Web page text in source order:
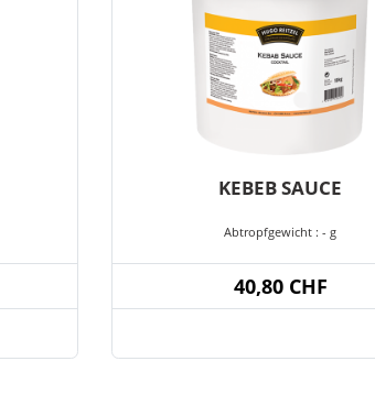
KEBEB SAUCE
Abtropfgewicht : - g
40,80 CHF